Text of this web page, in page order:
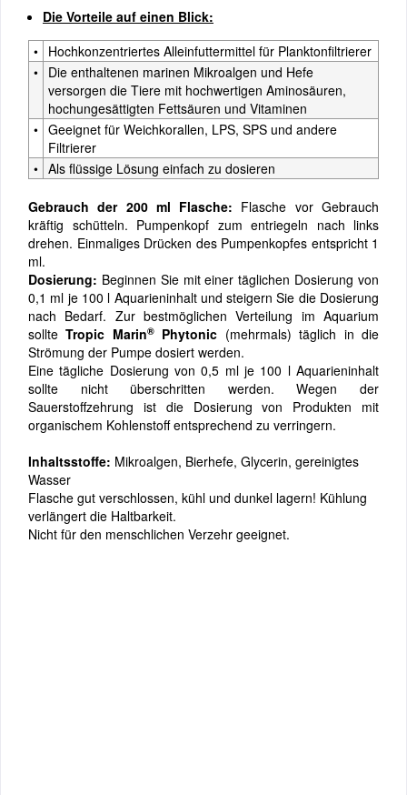
Die Vorteile auf einen Blick:
• Hochkonzentriertes Alleinfuttermittel für Planktonfiltrierer
• Die enthaltenen marinen Mikroalgen und Hefe
versorgen die Tiere mit hochwertigen Aminosäuren,
hochungesättigten Fettsäuren und Vitaminen
• Geeignet für Weichkorallen, LPS, SPS und andere
Filtrierer
• Als flüssige Lösung einfach zu dosieren
Gebrauch der 200 ml Flasche: Flasche vor Gebrauch
kräftig schütteln. Pumpenkopf zum entriegeln nach links
drehen. Einmaliges Drücken des Pumpenkopfes entspricht 1
ml.
Dosierung: Beginnen Sie mit einer täglichen Dosierung von
0,1 ml je 100 l Aquarieninhalt und steigern Sie die Dosierung
nach Bedarf. Zur bestmöglichen Verteilung im Aquarium
sollteTropic Marin®Phytonic (mehrmals) täglich in die
Strömung der Pumpe dosiert werden.
Eine tägliche Dosierung von 0,5 ml je 100 l Aquarieninhalt
sollte nicht überschritten werden. Wegen der
Sauerstoffzehrung ist die Dosierung von Produkten mit
organischem Kohlenstoff entsprechend zu verringern.
Inhaltsstoffe: Mikroalgen, Bierhefe, Glycerin, gereinigtes
Wasser
Flasche gut verschlossen, kühl und dunkel lagern! Kühlung
verlängert die Haltbarkeit.
Nicht für den menschlichen Verzehr geeignet.